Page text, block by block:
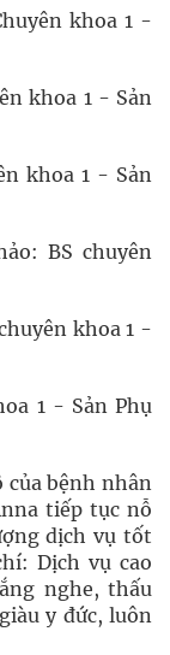
khoa 1 -
khoa 1 - Sản
khoa 1 - Sản
BS chuyên
khoa 1 -
1 - Sản Phụ
của bệnh nhân
tiếp tục nỗ
dịch vụ tốt
Dịch vụ cao
nghe, thấu
y đức, luôn